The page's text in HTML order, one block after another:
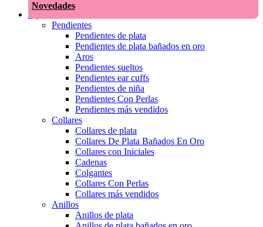
Novedades
Joyas
Pendientes
Pendientes de plata
Pendientes de plata bañados en oro
Aros
Pendientes sueltos
Pendientes ear cuffs
Pendientes de niña
Pendientes Con Perlas
Pendientes más vendidos
Collares
Collares de plata
Collares De Plata Bañados En Oro
Collares con Iniciales
Cadenas
Colgantes
Collares Con Perlas
Collares más vendidos
Anillos
Anillos de plata